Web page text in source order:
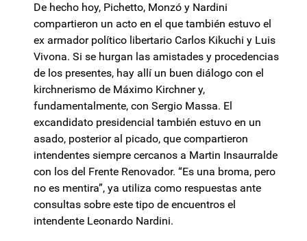
De hecho hoy, Pichetto, Monzó y Nardini
compartieron un acto en el que también estuvo el
ex armador político libertario Carlos Kikuchi y Luis
Vivona. Si se hurgan las amistades y procedencias
de los presentes, hay allí un buen diálogo con el
kirchnerismo de Máximo Kirchner y,
fundamentalmente, con Sergio Massa. El
excandidato presidencial también estuvo en un
asado, posterior al picado, que compartieron
intendentes siempre cercanos a Martin Insaurralde
con los del Frente Renovador. “Es una broma, pero
no es mentira”, ya utiliza como respuestas ante
consultas sobre este tipo de encuentros el
intendente Leonardo Nardini.